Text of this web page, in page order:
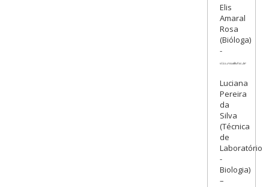
Elis
Amaral
Rosa
(Bióloga)
-
Luciana
Pereira
da
Silva
(Técnica
de
Laboratório
-
Biologia)
–